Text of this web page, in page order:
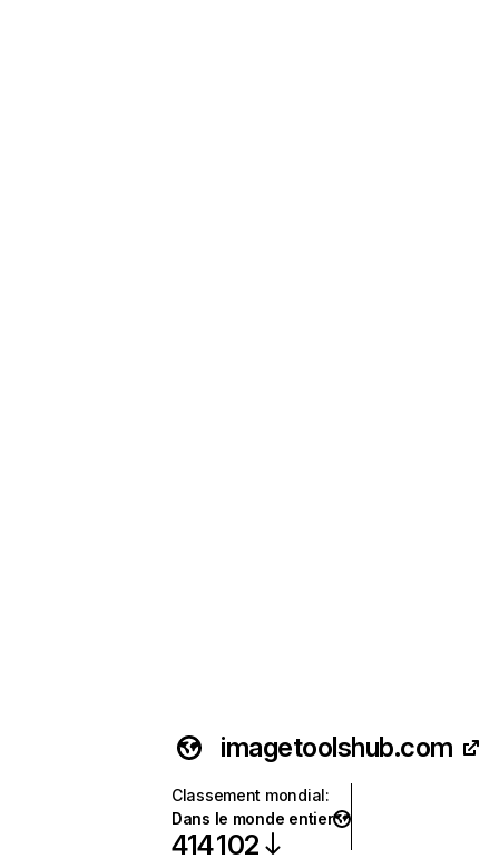
imagetoolshub.com
Classement mondial:
Dans le monde entier
414 102